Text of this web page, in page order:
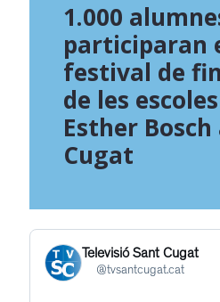
1.000
participaran
festival de
de les
Esther Bosch
Cugat
Televisió Sant Cugat
@tvsantcugat.cat